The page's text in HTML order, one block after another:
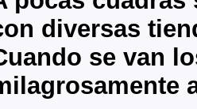
diversas
se van